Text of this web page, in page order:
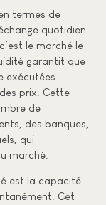
termes de
quotidien
le marché le
garantit que
exécutées
prix. Cette
de
des banques,
qui
marché.
est la capacité
Cet